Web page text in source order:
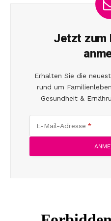
Jetzt zum
Erhalten Sie die
rund um
Gesundheit &
E-Mail-Adresse